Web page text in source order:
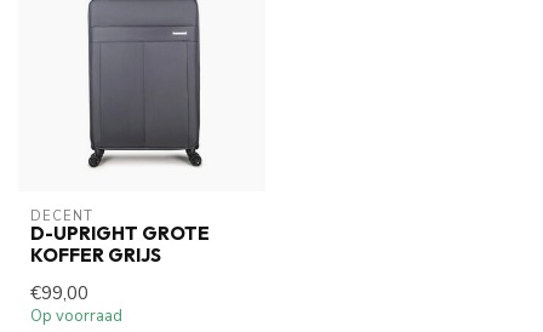
DECENT
D-UPRIGHT GROTE
KOFFER GRIJS
€99,00
Op voorraad